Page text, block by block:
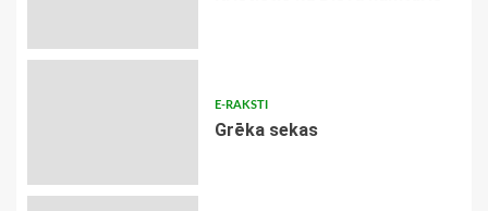
E-RAKSTI
Grēka sekas